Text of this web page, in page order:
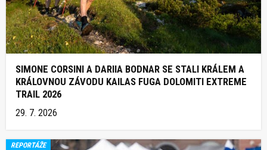
SIMONE CORSINI A DARIIA BODNAR SE STALI KRÁLEM A
KRÁLOVNOU ZÁVODU KAILAS FUGA DOLOMITI EXTREME
TRAIL 2026
29. 7. 2026
REPORTÁŽE